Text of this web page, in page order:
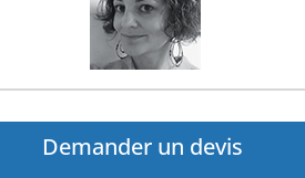
Demander un devis